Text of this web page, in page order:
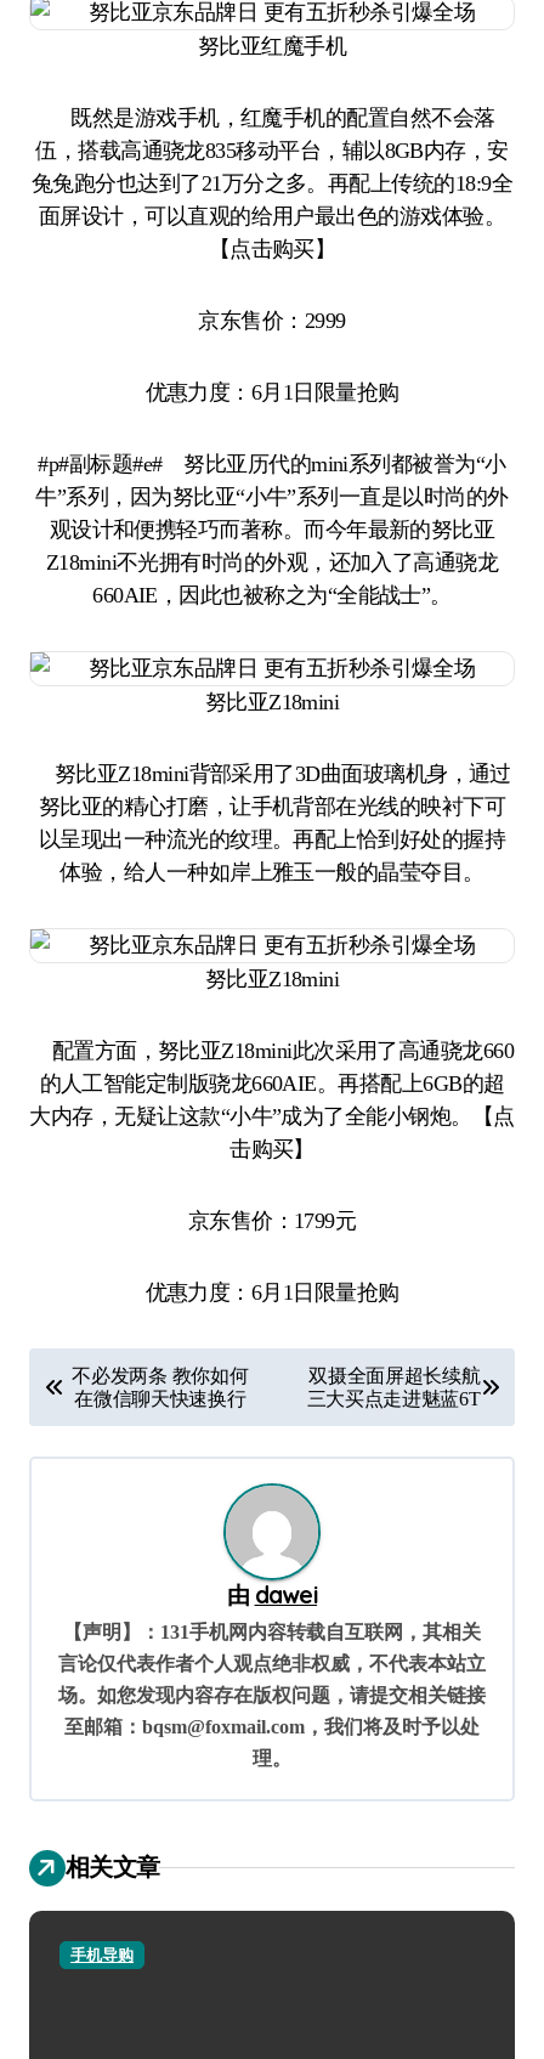
努比亚红魔手机
既然是游戏手机，红魔手机的配置自然不会落
伍，搭载高通骁龙835移动平台，辅以8GB内存，安
兔兔跑分也达到了21万分之多。再配上传统的18:9全
面屏设计，可以直观的给用户最出色的游戏体验。
【点击购买】
京东售价：2999
优惠力度：6月1日限量抢购
#p#副标题#e# 努比亚历代的mini系列都被誉为“小
牛”系列，因为努比亚“小牛”系列一直是以时尚的外
观设计和便携轻巧而著称。而今年最新的努比亚
Z18mini不光拥有时尚的外观，还加入了高通骁龙
660AIE，因此也被称之为“全能战士”。
努比亚Z18mini
努比亚Z18mini背部采用了3D曲面玻璃机身，通过
努比亚的精心打磨，让手机背部在光线的映衬下可
以呈现出一种流光的纹理。再配上恰到好处的握持
体验，给人一种如岸上雅玉一般的晶莹夺目。
努比亚Z18mini
配置方面，努比亚Z18mini此次采用了高通骁龙660
的人工智能定制版骁龙660AIE。再搭配上6GB的超
大内存，无疑让这款“小牛”成为了全能小钢炮。【点
击购买】
京东售价：1799元
优惠力度：6月1日限量抢购
章
导
不必发两条 教你如何
在微信聊天快速换行
双摄全面屏超长续航
三大买点走进魅蓝6T
由 dawei
【声明】：131手机网内容转载自互联网，其相关
言论仅代表作者个人观点绝非权威，不代表本站立
场。如您发现内容存在版权问题，请提交相关链接
至邮箱：bqsm@foxmail.com，我们将及时予以处
理。
相关文章
手机导购